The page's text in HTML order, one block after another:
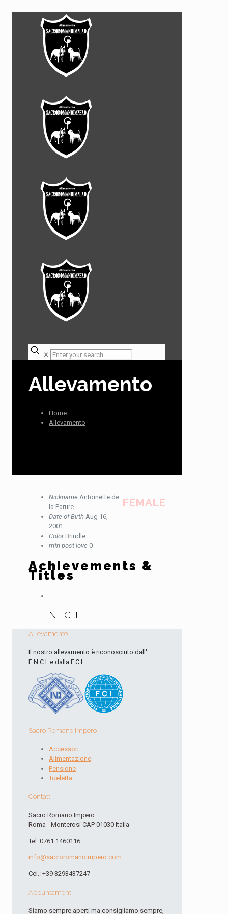
✕
Allevamento
Home
Allevamento
FEMALE
Nickname Antoinette de
la Parure
Date of Birth Aug 16,
2001
Color Brindle
mfn-post-love 0
Achievements &
Titles
NL CH
Allevamento
Il nostro allevamento è riconosciuto dall'
E.N.C.I. e dalla F.C.I.
Sacro Romano Impero
Accessori
Alimentazione
Pensione
Toeletta
Contatti
Sacro Romano Impero
Roma - Monterosi CAP 01030 Italia
Tel: 0761 1460116
info@sacroromanoimpero.com
Cel.: +39 3293437247
Appuntamenti
Siamo sempre aperti ma consigliamo sempre,